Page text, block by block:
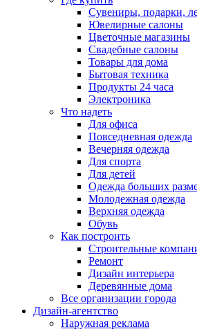
Сувениры, подарки,
Ювелирные салоны
Цветочные магазины
Свадебные салоны
Товары для дома
Бытовая техника
Продукты 24 часа
Электроника
Что надеть
Для офиса
Повседневная одежда
Вечерняя одежда
Для спорта
Для детей
Одежда больших
Молодежная одежда
Верхняя одежда
Обувь
Как построить
Строительные
Ремонт
Дизайн интерьера
Деревянные дома
Все организации города
Дизайн-агентство
Наружная реклама